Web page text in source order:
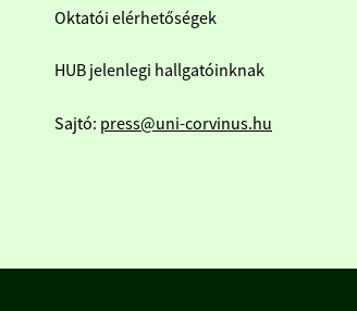
Oktatói elérhetőségek
HUB jelenlegi hallgatóinknak
Sajtó: press@uni-corvinus.hu